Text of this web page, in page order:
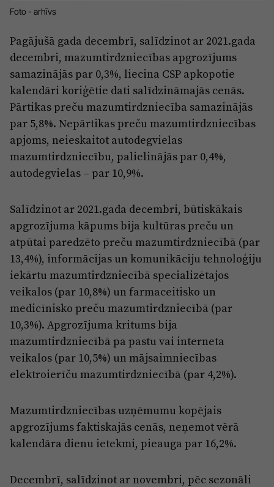
Jūrmala
Privātuma politika
Ētikas kodekss
Lietošanas noteikumi
Pārredzamības paziņojumi
Sludinājumi
Foto - arhīvs
Pagājušā gada decembrī, salīdzinot ar 2021.gada
decembri, mazumtirdzniecības apgrozījums
samazinājās par 0,3%, liecina CSP apkopotie
kalendāri koriģētie dati salīdzināmajās cenās.
Pārtikas preču mazumtirdzniecība samazinājās
par 5,8%. Nepārtikas preču mazumtirdzniecības
apjoms, neieskaitot autodegvielas
mazumtirdzniecību, palielinājās par 0,4%,
autodegvielas – par 10,9%.
Salīdzinot ar 2021.gada decembri, būtiskākais
apgrozījuma kāpums bija kultūras preču un
atpūtai paredzēto preču mazumtirdzniecībā (par
13,4%), informācijas un komunikāciju tehnoloģiju
iekārtu mazumtirdzniecībā specializētajos
veikalos (par 10,8%) un farmaceitisko un
medicīnisko preču mazumtirdzniecībā (par
10,3%). Apgrozījuma kritums bija
mazumtirdzniecībā pa pastu vai interneta
veikalos (par 10,5%) un mājsaimniecības
elektroierīču mazumtirdzniecībā (par 4,2%).
Mazumtirdzniecības uzņēmumu kopējais
apgrozījums faktiskajās cenās, neņemot vērā
kalendāra dienu ietekmi, pieauga par 16,2%.
Decembrī, salīdzinot ar novembri, pēc sezonāli